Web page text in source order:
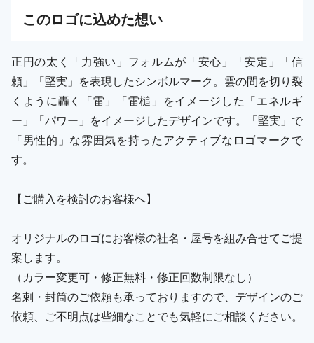
このロゴに込めた想い
正円の太く「力強い」フォルムが「安心」「安定」「信
頼」「堅実」を表現したシンボルマーク。雲の間を切り裂
くように轟く「雷」「雷槌」をイメージした「エネルギ
ー」「パワー」をイメージしたデザインです。「堅実」で
「男性的」な雰囲気を持ったアクティブなロゴマークで
す。
【ご購入を検討のお客様へ】
オリジナルのロゴにお客様の社名・屋号を組み合せてご提
案します。
（カラー変更可・修正無料・修正回数制限なし）
名刺・封筒のご依頼も承っておりますので、デザインのご
依頼、ご不明点は些細なことでも気軽にご相談ください。